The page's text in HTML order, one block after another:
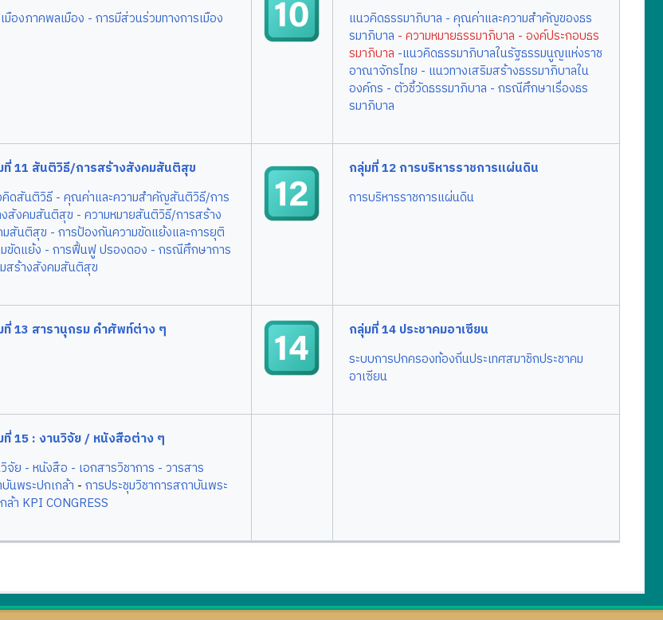
มืองภาคพลเมือง - การมีส่วนร่วมทางการเมือง
แนวคิดธรรมาภิบาล - คุณค่าและความสำคัญของธร
รมาภิบาล - ความหมายธรรมาภิบาล - องค์ประกอบธร
รมาภิบาล -แนวคิดธรรมาภิบาลในรัฐธรรมนูญแห่งราช
อาณาจักรไทย - แนวทางเสริมสร้างธรรมาภิบาลใน
องค์กร - ตัวชี้วัดธรรมาภิบาล - กรณีศึกษาเรื่องธร
รมาภิบาล
ที่ 11 สันติวิธี/การสร้างสังคมสันติสุข
ดสันติวิธี - คุณค่าและความสำคัญสันติวิธี/การ
สังคมสันติสุข - ความหมายสันติวิธี/การสร้าง
สันติสุข - การป้องกันความขัดแย้งและการยุติ
ขัดแย้ง - การฟื้นฟู ปรองดอง - กรณีศึกษาการ
สร้างสังคมสันติสุข
กลุ่มที่ 12 การบริหารราชการแผ่นดิน
การบริหารราชการแผ่นดิน
ที่ 13 สารานุกรม คำศัพท์ต่าง ๆ
กลุ่มที่ 14 ประชาคมอาเซียน
ระบบการปกครองท้องถิ่นประเทศสมาชิกประชาคม
อาเซียน
15 : งานวิจัย / หนังสือต่าง ๆ
จัย - หนังสือ - เอกสารวิชาการ - วารสาร
นพระปกเกล้า - การประชุมวิชาการสถาบันพระ
ล้า KPI CONGRESS